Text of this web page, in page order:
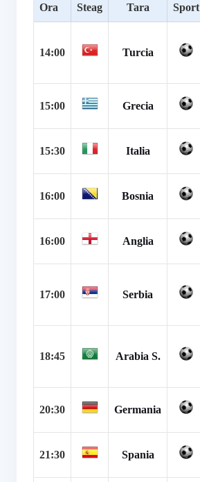
Ora Steag Tara Sport
14:00 Turcia
15:00 Grecia
15:30 Italia
16:00 Bosnia
16:00 Anglia
17:00 Serbia
18:45 Arabia S.
20:30 Germania
21:30 Spania